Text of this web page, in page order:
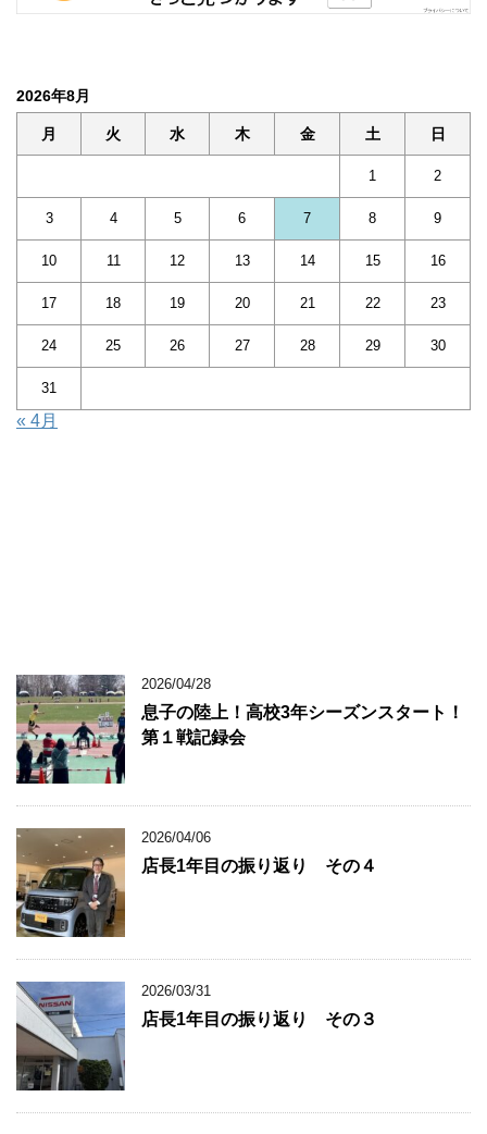
2026年8月
月 火 水 木 金 土 日
1 2
3 4 5 6 7 8 9
10 11 12 13 14 15 16
17 18 19 20 21 22 23
24 25 26 27 28 29 30
31
« 4月
2026/04/28
息子の陸上！高校3年シーズンスタート！
第１戦記録会
2026/04/06
店長1年目の振り返り その４
2026/03/31
店長1年目の振り返り その３